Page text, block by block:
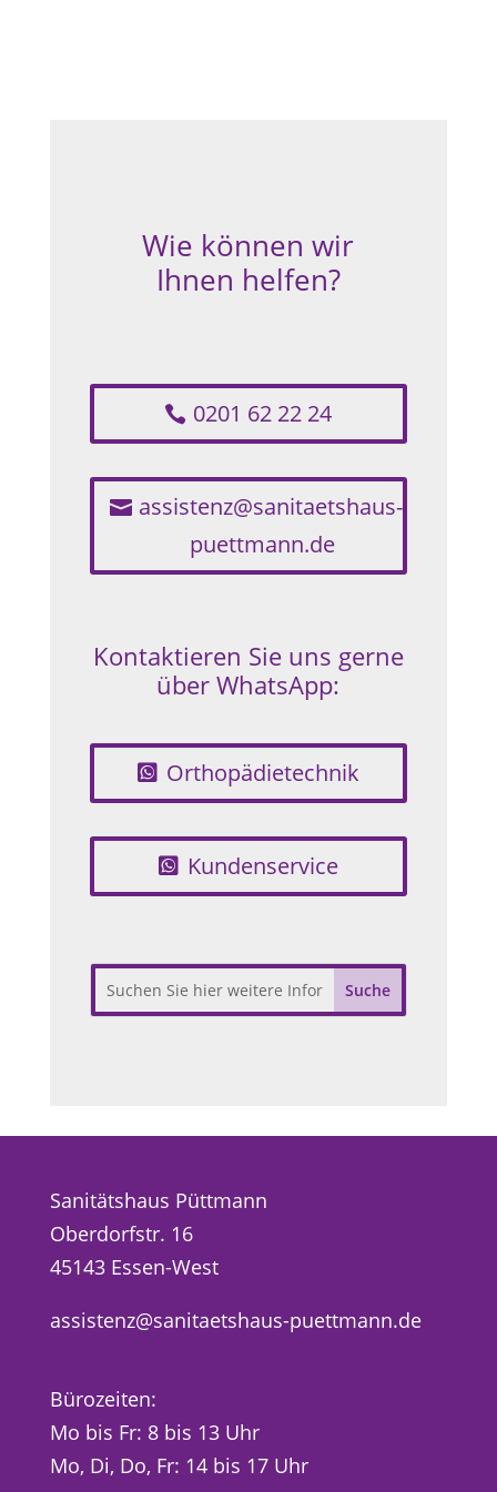
Wie können wir
Ihnen helfen?
0201 62 22 24
assistenz@sanitaetshaus-
puettmann.de
Kontaktieren Sie uns gerne
über WhatsApp:
Orthopädietechnik
Kundenservice
Sanitätshaus Püttmann
Oberdorfstr. 16
45143 Essen-West
assistenz@sanitaetshaus-puettmann.de
Bürozeiten:
Mo bis Fr: 8 bis 13 Uhr
Mo, Di, Do, Fr: 14 bis 17 Uhr